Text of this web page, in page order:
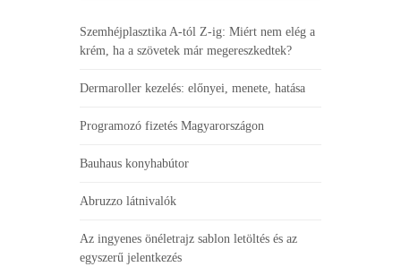
Szemhéjplasztika A-tól Z-ig: Miért nem elég a
krém, ha a szövetek már megereszkedtek?
Dermaroller kezelés: előnyei, menete, hatása
Programozó fizetés Magyarországon
Bauhaus konyhabútor
Abruzzo látnivalók
Az ingyenes önéletrajz sablon letöltés és az
egyszerű jelentkezés